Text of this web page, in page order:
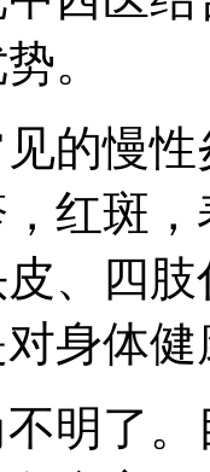
。
的慢
红斑
、四
身体
明了